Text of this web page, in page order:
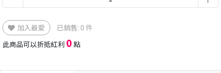
加入最愛
已銷售: 0 件
此商品可以折抵紅利 0 點